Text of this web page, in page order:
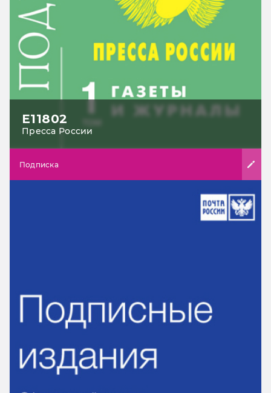
Е11802
Пресса России
Подписка